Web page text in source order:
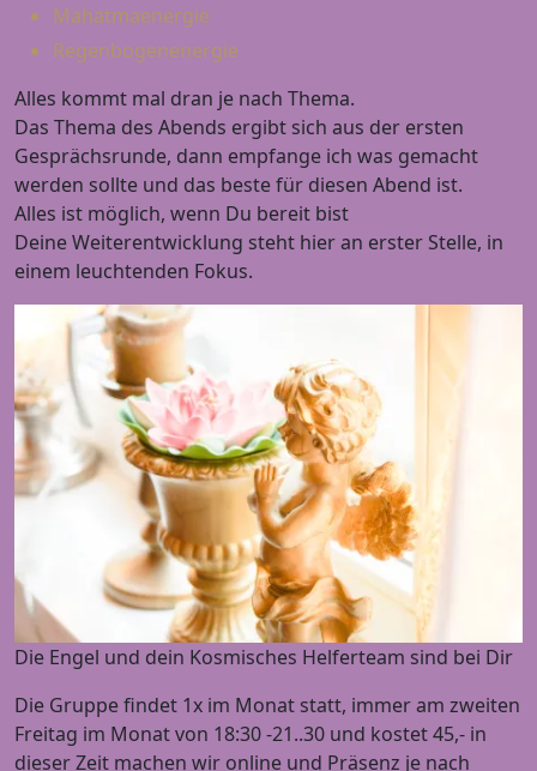
Mahatmaenergie
Regenbogenenergie
Alles kommt mal dran je nach Thema.
Das Thema des Abends ergibt sich aus der ersten
Gesprächsrunde, dann empfange ich was gemacht
werden sollte und das beste für diesen Abend ist.
Alles ist möglich, wenn Du bereit bist
Deine Weiterentwicklung steht hier an erster Stelle, in
einem leuchtenden Fokus.
Die Engel und dein Kosmisches Helferteam sind bei Dir
Die Gruppe findet 1x im Monat statt, immer am zweiten
Freitag im Monat von 18:30 -21..30 und kostet 45,- in
dieser Zeit machen wir online und Präsenz je nach